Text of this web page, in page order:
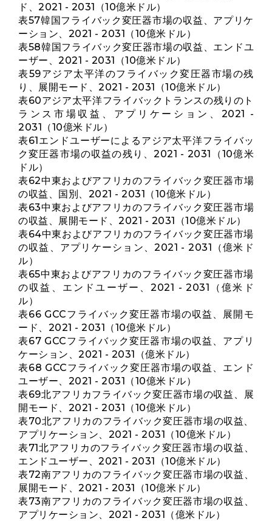
ド、2021 - 2031（10億米ドル）
表57韓国フライバック変圧器市場の収益、アプリケ
ーション、2021 - 2031（10億米ドル）
表58韓国フライバック変圧器市場の収益、エンドユ
ーザー、2021 - 2031（10億米ドル）
表59アジア太平洋のフライバック変圧器市場の残
り、展開モード、2021 - 2031（10億米ドル）
表60アジア太平洋フライバックトランスの残りのト
ランス市場収益、アプリケーション、2021 -
2031（10億米ドル）
表61エンドユーザーによるアジア太平洋フライバッ
ク変圧器市場の収益の残り、2021 - 2031（10億米
ドル）
表62中東およびアフリカのフライバック変圧器市場
の収益、国別、2021 - 2031（10億米ドル）
表63中東およびアフリカのフライバック変圧器市場
の収益、展開モード、2021 - 2031（10億米ドル）
表64中東およびアフリカのフライバック変圧器市場
の収益、アプリケーション、2021 - 2031（億米ド
ル）
表65中東およびアフリカのフライバック変圧器市場
の収益、エンドユーザー、2021 - 2031（億米ド
ル）
表66 GCCフライバック変圧器市場の収益、展開モ
ード、2021 - 2031（10億米ドル）
表67 GCCフライバック変圧器市場の収益、アプリ
ケーション、2021 - 2031（億米ドル）
表68 GCCフライバック変圧器市場の収益、エンド
ユーザー、2021 - 2031（10億米ドル）
表69北アフリカフライバック変圧器市場の収益、展
開モード、2021 - 2031（10億米ドル）
表70北アフリカのフライバック変圧器市場の収益、
アプリケーション、2021 - 2031（10億米ドル）
表71北アフリカのフライバック変圧器市場の収益、
エンドユーザー、2021 - 2031（10億米ドル）
表72南アフリカのフライバック変圧器市場の収益、
展開モード、2021 - 2031（10億米ドル）
表73南アフリカのフライバック変圧器市場の収益、
アプリケーション、2021 - 2031（億米ドル）